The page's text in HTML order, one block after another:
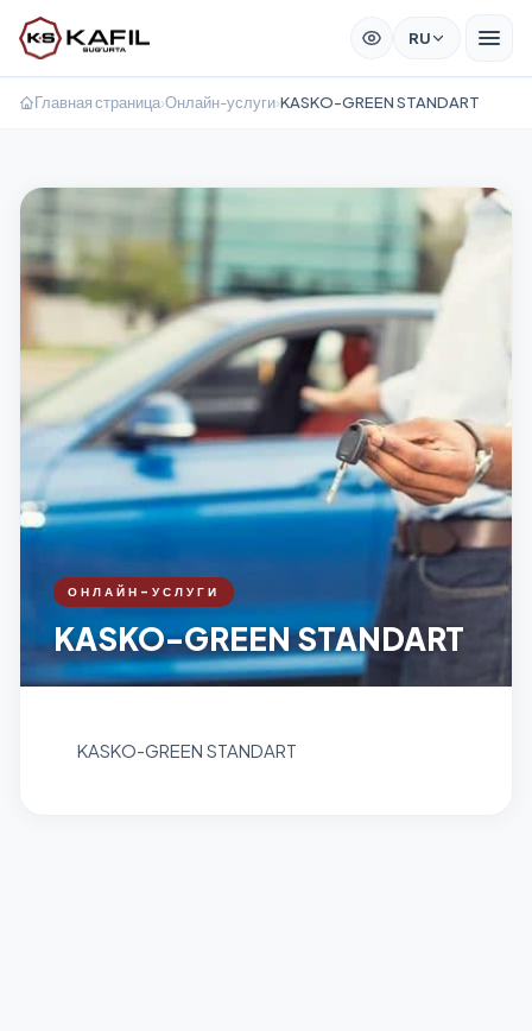
RU
Главная страница›Онлайн-услуги›KASKO-GREEN STANDART
ОНЛАЙН-УСЛУГИ
KASKO-GREEN STANDART
KASKO-GREEN STANDART